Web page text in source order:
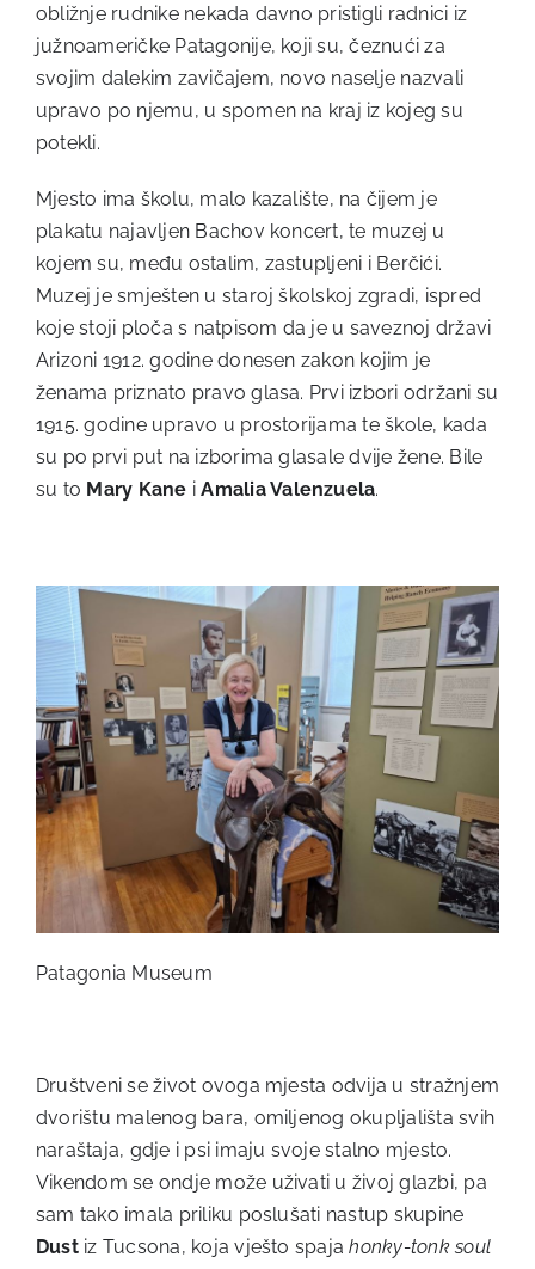
obližnje rudnike nekada davno pristigli radnici iz
južnoameričke Patagonije, koji su, čeznući za
svojim dalekim zavičajem, novo naselje nazvali
upravo po njemu, u spomen na kraj iz kojeg su
potekli.
Mjesto ima školu, malo kazalište, na čijem je
plakatu najavljen Bachov koncert, te muzej u
kojem su, među ostalim, zastupljeni i Berčići.
Muzej je smješten u staroj školskoj zgradi, ispred
koje stoji ploča s natpisom da je u saveznoj državi
Arizoni 1912. godine donesen zakon kojim je
ženama priznato pravo glasa. Prvi izbori održani su
1915. godine upravo u prostorijama te škole, kada
su po prvi put na izborima glasale dvije žene. Bile
su to Mary Kane iAmalia Valenzuela.
Patagonia Museum
Društveni se život ovoga mjesta odvija u stražnjem
dvorištu malenog bara, omiljenog okupljališta svih
naraštaja, gdje i psi imaju svoje stalno mjesto.
Vikendom se ondje može uživati u živoj glazbi, pa
sam tako imala priliku poslušati nastup skupine
Dustiz Tucsona, koja vješto spajahonky-tonk soul